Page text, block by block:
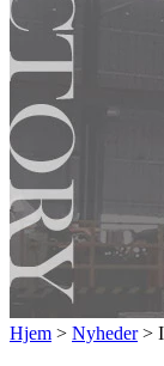
Hjem > Nyheder>